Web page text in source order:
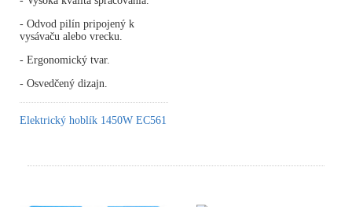
- Odvod pilín pripojený k
vysávaču alebo vrecku.
- Ergonomický tvar.
- Osvedčený dizajn.
Elektrický hoblík 1450W EC561